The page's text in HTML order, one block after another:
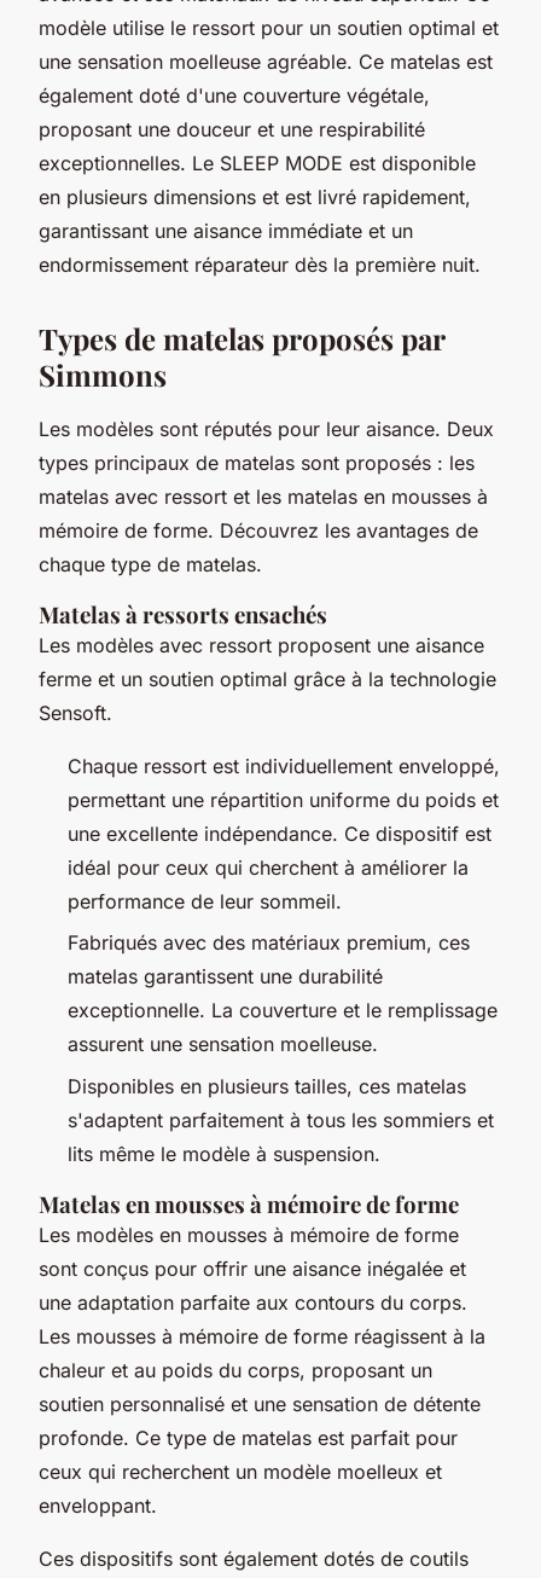
modèle utilise le ressort pour un soutien optimal et
une sensation moelleuse agréable. Ce matelas est
également doté d'une couverture végétale,
proposant une douceur et une respirabilité
exceptionnelles. Le SLEEP MODE est disponible
en plusieurs dimensions et est livré rapidement,
garantissant une aisance immédiate et un
endormissement réparateur dès la première nuit.
Types de matelas proposés par
Simmons
Les modèles sont réputés pour leur aisance. Deux
types principaux de matelas sont proposés : les
matelas avec ressort et les matelas en mousses à
mémoire de forme. Découvrez les avantages de
chaque type de matelas.
Matelas à ressorts ensachés
Les modèles avec ressort proposent une aisance
ferme et un soutien optimal grâce à la technologie
Sensoft.
Chaque ressort est individuellement enveloppé,
permettant une répartition uniforme du poids et
une excellente indépendance. Ce dispositif est
idéal pour ceux qui cherchent à améliorer la
performance de leur sommeil.
Fabriqués avec des matériaux premium, ces
matelas garantissent une durabilité
exceptionnelle. La couverture et le remplissage
assurent une sensation moelleuse.
Disponibles en plusieurs tailles, ces matelas
s'adaptent parfaitement à tous les sommiers et
lits même le modèle à suspension.
Matelas en mousses à mémoire de forme
Les modèles en mousses à mémoire de forme
sont conçus pour offrir une aisance inégalée et
une adaptation parfaite aux contours du corps.
Les mousses à mémoire de forme réagissent à la
chaleur et au poids du corps, proposant un
soutien personnalisé et une sensation de détente
profonde. Ce type de matelas est parfait pour
ceux qui recherchent un modèle moelleux et
enveloppant.
Ces dispositifs sont également dotés de coutils